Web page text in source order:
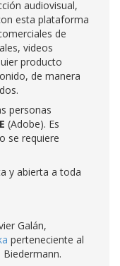
audiovisual,
esta plataforma
de
videos
producto
de manera
personas
(Adobe). Es
se requiere
y abierta a toda
Galán,
perteneciente al